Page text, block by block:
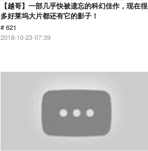
【越哥】一部几乎快被遗忘的科幻佳作，现在很
多好莱坞大片都还有它的影子！
# 621
2018-10-23 07:39